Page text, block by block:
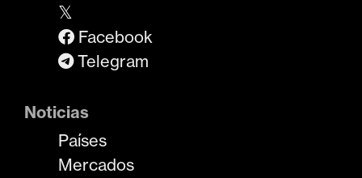
𝕏
Facebook
Telegram
Noticias
Países
Mercados